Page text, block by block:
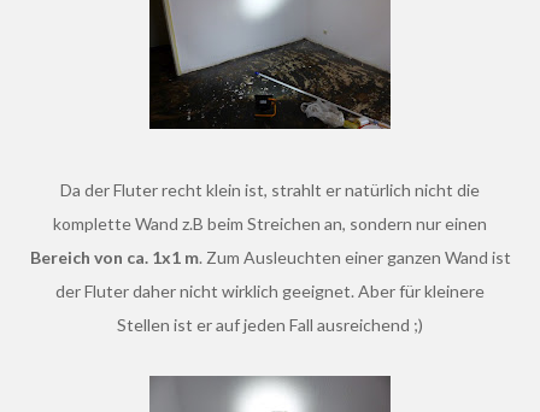
Da der Fluter recht klein ist, strahlt er natürlich nicht die
komplette Wand z.B beim Streichen an, sondern nur einen
Bereich von ca. 1x1 m. Zum Ausleuchten einer ganzen Wand ist
der Fluter daher nicht wirklich geeignet. Aber für kleinere
Stellen ist er auf jeden Fall ausreichend ;)